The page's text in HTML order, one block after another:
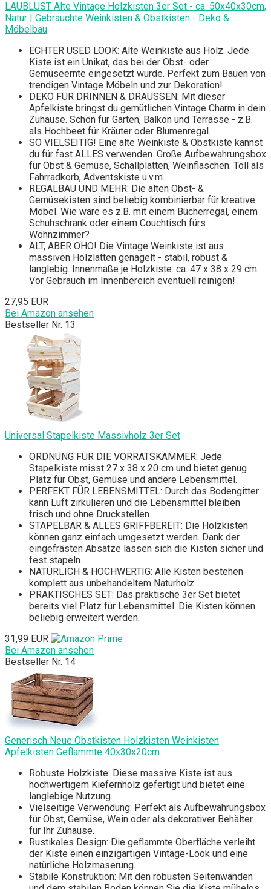
LAUBLUST Alte Vintage Holzkisten 3er Set - ca. 50x40x30cm,
Natur | Gebrauchte Weinkisten & Obstkisten - Deko &
Möbelbau
ECHTER USED LOOK: Alte Weinkiste aus Holz. Jede
Kiste ist ein Unikat, das bei der Obst- oder
Gemüseernte eingesetzt wurde. Perfekt zum Bauen von
trendigen Vintage Möbeln und zur Dekoration!
DEKO FÜR DRINNEN & DRAUSSEN: Mit dieser
Apfelkiste bringst du gemütlichen Vintage Charm in dein
Zuhause. Schön für Garten, Balkon und Terrasse - z.B.
als Hochbeet für Kräuter oder Blumenregal.
SO VIELSEITIG! Eine alte Weinkiste & Obstkiste kannst
du für fast ALLES verwenden. Große Aufbewahrungsbox
für Obst & Gemüse, Schallplatten, Weinflaschen. Toll als
Fahrradkorb, Adventskiste u.v.m.
REGALBAU UND MEHR: Die alten Obst- &
Gemüsekisten sind beliebig kombinierbar für kreative
Möbel. Wie wäre es z.B. mit einem Bücherregal, einem
Schuhschrank oder einem Couchtisch fürs
Wohnzimmer?
ALT, ABER OHO! Die Vintage Weinkiste ist aus
massiven Holzlatten genagelt - stabil, robust &
langlebig. Innenmaße je Holzkiste: ca. 47 x 38 x 29 cm.
Vor Gebrauch im Innenbereich eventuell reinigen!
27,95 EUR
Bei Amazon ansehen
Bestseller Nr. 13
Universal Stapelkiste Massivholz 3er Set
ORDNUNG FÜR DIE VORRATSKAMMER: Jede
Stapelkiste misst 27 x 38 x 20 cm und bietet genug
Platz für Obst, Gemüse und andere Lebensmittel.
PERFEKT FÜR LEBENSMITTEL: Durch das Bodengitter
kann Luft zirkulieren und die Lebensmittel bleiben
frisch und ohne Druckstellen
STAPELBAR & ALLES GRIFFBEREIT: Die Holzkisten
können ganz einfach umgesetzt werden. Dank der
eingefrästen Absätze lassen sich die Kisten sicher und
fest stapeln.
NATÜRLICH & HOCHWERTIG: Alle Kisten bestehen
komplett aus unbehandeltem Naturholz
PRAKTISCHES SET: Das praktische 3er Set bietet
bereits viel Platz für Lebensmittel. Die Kisten können
beliebig erweitert werden.
31,99 EUR
Bei Amazon ansehen
Bestseller Nr. 14
Generisch Neue Obstkisten Holzkisten Weinkisten
Apfelkisten Geflammte 40x30x20cm
Robuste Holzkiste: Diese massive Kiste ist aus
hochwertigem Kiefernholz gefertigt und bietet eine
langlebige Nutzung.
Vielseitige Verwendung: Perfekt als Aufbewahrungsbox
für Obst, Gemüse, Wein oder als dekorativer Behälter
für Ihr Zuhause.
Rustikales Design: Die geflammte Oberfläche verleiht
der Kiste einen einzigartigen Vintage-Look und eine
natürliche Holzmaserung.
Stabile Konstruktion: Mit den robusten Seitenwänden